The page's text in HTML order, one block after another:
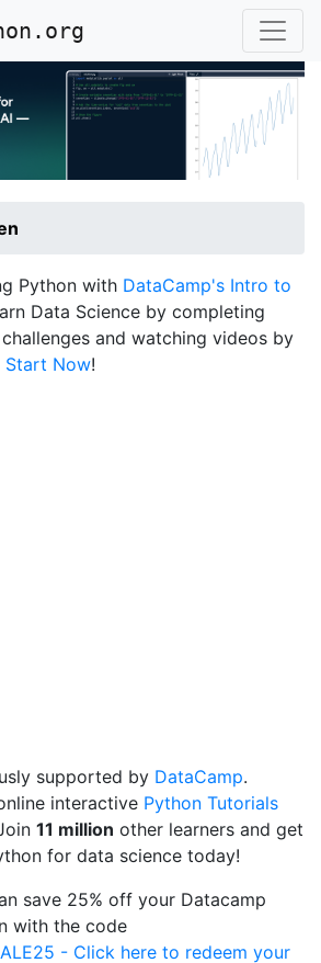
Python with DataCamp's Intro to
Data Science by completing
and watching videos by
Start Now!
supported by DataCamp.
interactive Python Tutorials
11 million other learners and get
for data science today!
save 25% off your Datacamp
with the code
- Click here to redeem your